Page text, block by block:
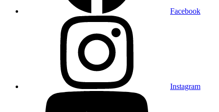
Facebook
Instagram